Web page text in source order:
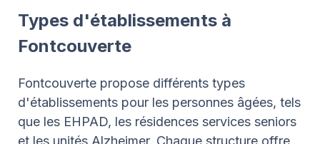
Types d'établissements à
Fontcouverte
Fontcouverte propose différents types
d'établissements pour les personnes âgées, tels
que les EHPAD, les résidences services seniors
et les unités Alzheimer. Chaque structure offre